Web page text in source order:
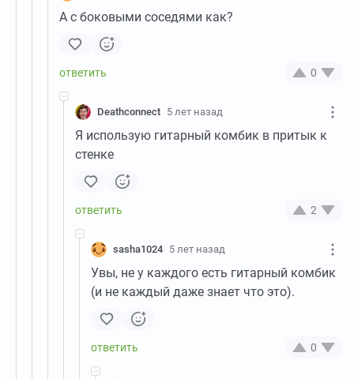
А с боковыми соседями как?
0
Deathconnect 5 лет назад
Я использую гитарный комбик в притык к
стенке
2
sasha1024 5 лет назад
Увы, не у каждого есть гитарный комбик
(и не каждый даже знает что это).
0